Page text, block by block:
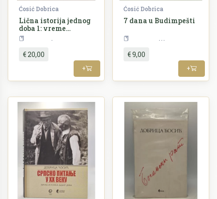
Ćosić Dobrica
Lična istorija jednog
doba 1: vreme
iskušenja 1951-1968
€ 20,00
+
Ćosić Dobrica
7 dana u Budimpešti
€ 9,00
+